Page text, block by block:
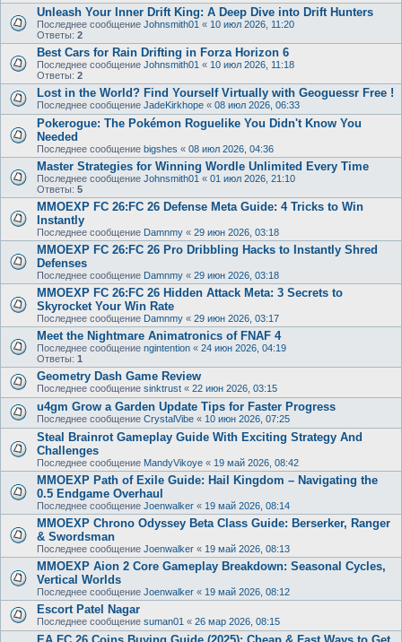
Unleash Your Inner Drift King: A Deep Dive into Drift Hunters
Последнее сообщение Johnsmith01 « 10 июл 2026, 11:20
Ответы: 2
Best Cars for Rain Drifting in Forza Horizon 6
Последнее сообщение Johnsmith01 « 10 июл 2026, 11:18
Ответы: 2
Lost in the World? Find Yourself Virtually with Geoguessr Free !
Последнее сообщение JadeKirkhope « 08 июл 2026, 06:33
Pokerogue: The Pokémon Roguelike You Didn't Know You
Needed
Последнее сообщение bigshes « 08 июл 2026, 04:36
Master Strategies for Winning Wordle Unlimited Every Time
Последнее сообщение Johnsmith01 « 01 июл 2026, 21:10
Ответы: 5
MMOEXP FC 26:FC 26 Defense Meta Guide: 4 Tricks to Win
Instantly
Последнее сообщение Damnmy « 29 июн 2026, 03:18
MMOEXP FC 26:FC 26 Pro Dribbling Hacks to Instantly Shred
Defenses
Последнее сообщение Damnmy « 29 июн 2026, 03:18
MMOEXP FC 26:FC 26 Hidden Attack Meta: 3 Secrets to
Skyrocket Your Win Rate
Последнее сообщение Damnmy « 29 июн 2026, 03:17
Meet the Nightmare Animatronics of FNAF 4
Последнее сообщение ngintention « 24 июн 2026, 04:19
Ответы: 1
Geometry Dash Game Review
Последнее сообщение sinktrust « 22 июн 2026, 03:15
u4gm Grow a Garden Update Tips for Faster Progress
Последнее сообщение CrystalVibe « 10 июн 2026, 07:25
Steal Brainrot Gameplay Guide With Exciting Strategy And
Challenges
Последнее сообщение MandyVikoye « 19 май 2026, 08:42
MMOEXP Path of Exile Guide: Hail Kingdom – Navigating the
0.5 Endgame Overhaul
Последнее сообщение Joenwalker « 19 май 2026, 08:14
MMOEXP Chrono Odyssey Beta Class Guide: Berserker, Ranger
& Swordsman
Последнее сообщение Joenwalker « 19 май 2026, 08:13
MMOEXP Aion 2 Core Gameplay Breakdown: Seasonal Cycles,
Vertical Worlds
Последнее сообщение Joenwalker « 19 май 2026, 08:12
Escort Patel Nagar
Последнее сообщение suman01 « 26 мар 2026, 08:15